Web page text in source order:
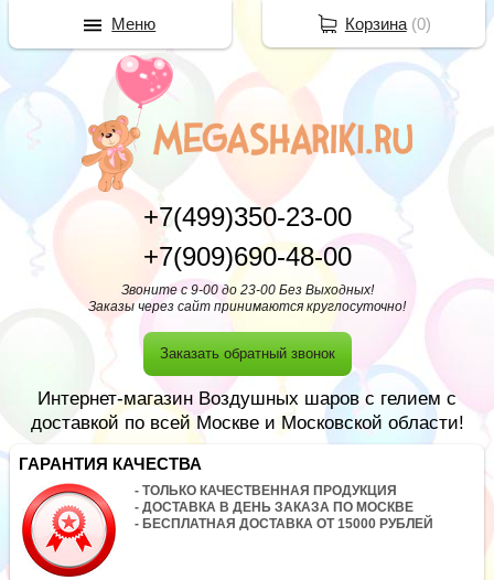
+7(499)350-23-00
+7(909)690-48-00
Звоните с 9-00 до 23-00 Без Выходных!
Заказы через сайт принимаются круглосуточно!
Заказать обратный звонок
Интернет-магазин Воздушных шаров с гелием с
доставкой по всей Москве и Московской области!
ГАРАНТИЯ КАЧЕСТВА
- ТОЛЬКО КАЧЕСТВЕННАЯ ПРОДУКЦИЯ
- ДОСТАВКА В ДЕНЬ ЗАКАЗА ПО МОСКВЕ
- БЕСПЛАТНАЯ ДОСТАВКА ОТ 15000 РУБЛЕЙ
Корзина(0)
Меню